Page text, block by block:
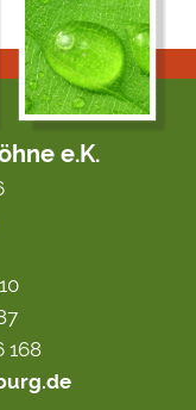
e.K.
168